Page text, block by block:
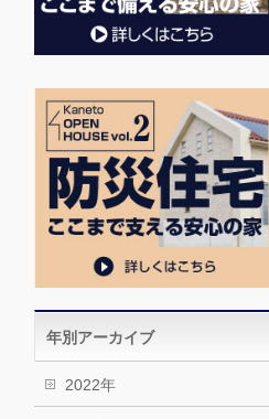
年別アーカイブ
2022年